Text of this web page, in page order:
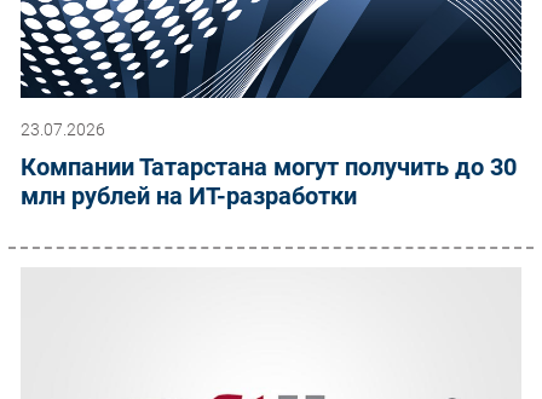
23.07.2026
Компании Татарстана могут получить до 30
млн рублей на ИТ-разработки